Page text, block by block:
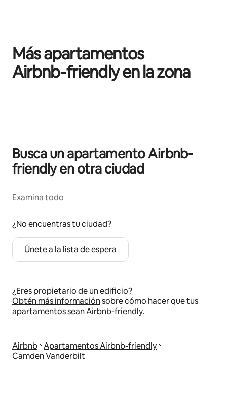
Más apartamentos
Airbnb‑friendly en la zona
Busca un apartamento Airbnb-
friendly en otra ciudad
Examina todo
¿No encuentras tu ciudad?
Únete a la lista de espera
¿Eres propietario de un edificio?
Obtén más informaciónsobre cómo hacer que tus
apartamentos sean Airbnb-friendly.
Airbnb Apartamentos Airbnb-friendly
Camden Vanderbilt